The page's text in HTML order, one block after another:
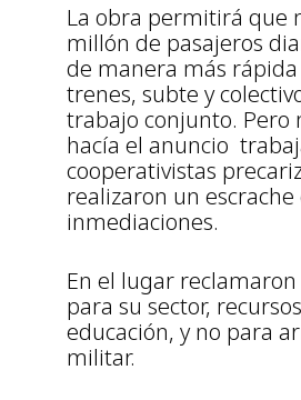
La obra permitirá que
millón de pasajeros
de manera más rápida
trenes, subte y
trabajo conjunto. Pero
hacía el anuncio
cooperativistas
realizaron un escrache
inmediaciones.
En el lugar
para su sector,
educación, y no para
militar.